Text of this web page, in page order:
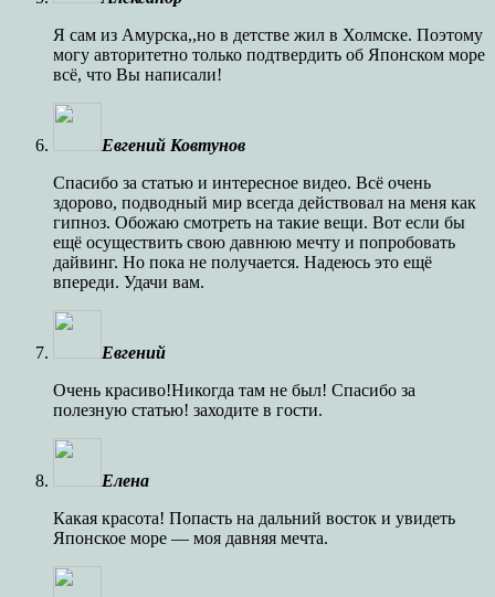
Я сам из Амурска,,но в детстве жил в Холмске. Поэтому
могу авторитетно только подтвердить об Японском море
всё, что Вы написали!
Евгений Ковтунов
Спасибо за статью и интересное видео. Всё очень
здорово, подводный мир всегда действовал на меня как
гипноз. Обожаю смотреть на такие вещи. Вот если бы
ещё осуществить свою давнюю мечту и попробовать
дайвинг. Но пока не получается. Надеюсь это ещё
впереди. Удачи вам.
Евгений
Очень красиво!Никогда там не был! Спасибо за
полезную статью! заходите в гости.
Елена
Какая красота! Попасть на дальний восток и увидеть
Японское море — моя давняя мечта.